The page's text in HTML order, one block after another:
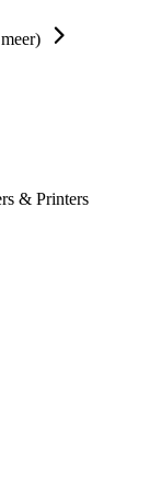
& Printers